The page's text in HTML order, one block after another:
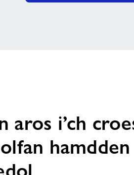
aros i’ch
hamdden